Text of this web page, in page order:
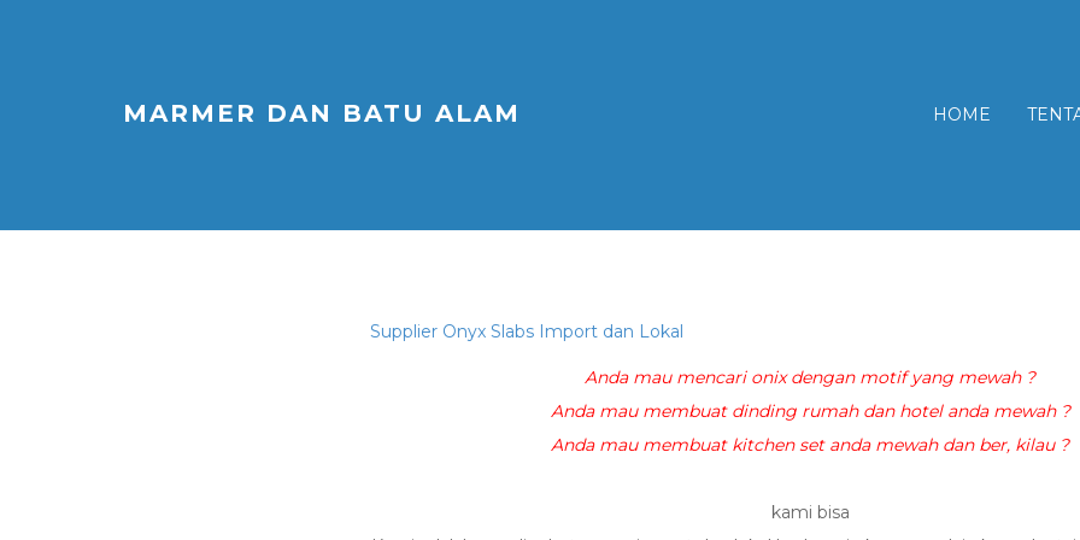
MARMER DAN BATU ALAM HOME
Supplier Onyx Slabs Import dan Lokal
Anda mau mencari onix dengan motif yang mewah ?
Anda mau membuat dinding rumah dan hotel anda mewah ?
Anda mau membuat kitchen set anda mewah dan ber, kilau ?
kami bisa